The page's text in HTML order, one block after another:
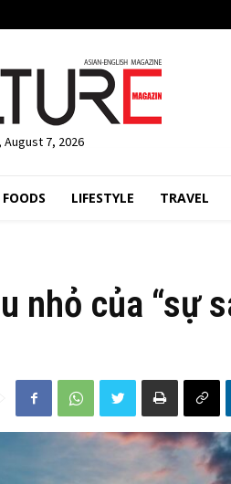
August 7, 2026
FOODS LIFESTYLE TRAVEL
nhỏ của “sự